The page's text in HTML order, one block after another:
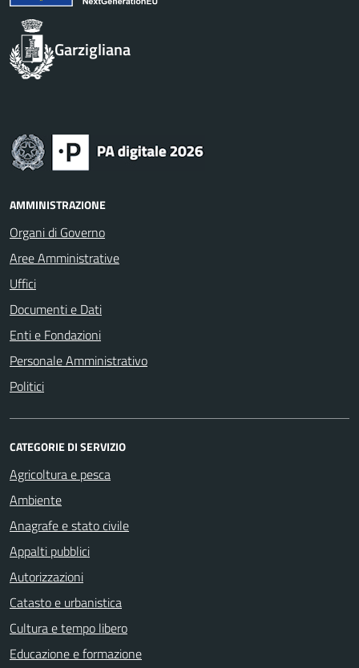
Garzigliana
AMMINISTRAZIONE
Organi di Governo
Aree Amministrative
Uffici
Documenti e Dati
Enti e Fondazioni
Personale Amministrativo
Politici
CATEGORIE DI SERVIZIO
Agricoltura e pesca
Ambiente
Anagrafe e stato civile
Appalti pubblici
Autorizzazioni
Catasto e urbanistica
Cultura e tempo libero
Educazione e formazione